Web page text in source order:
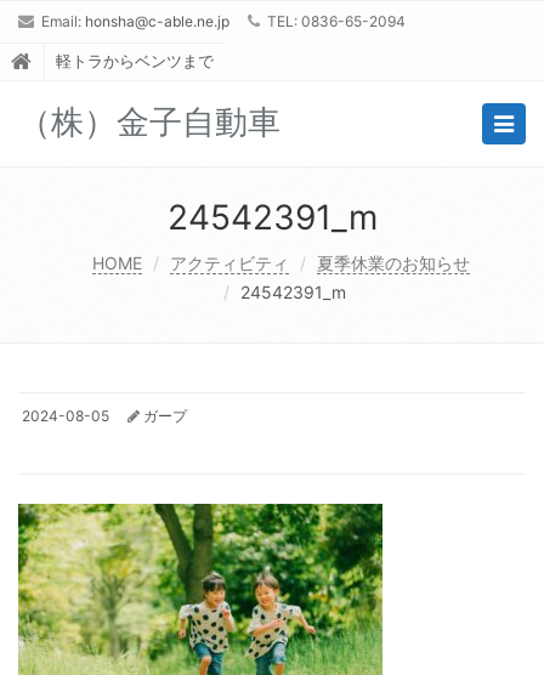
Email: honsha@c-able.ne.jp TEL: 0836-65-2094
軽トラからベンツまで
（株）金子自動車
24542391_m
HOME アクティビティ
夏季休業のお知らせ
24542391_m
2024-08-05 ガープ